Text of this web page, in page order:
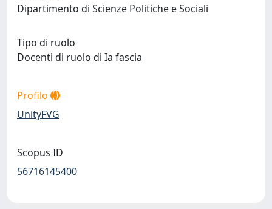
Dipartimento di Scienze Politiche e Sociali
Tipo di ruolo
Docenti di ruolo di Ia fascia
Profilo
UnityFVG
Scopus ID
56716145400